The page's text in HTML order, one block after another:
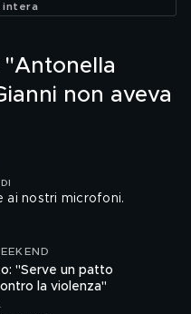
intera
"Antonella
non aveva
ai nostri microfoni.
"Serve un patto
la violenza"